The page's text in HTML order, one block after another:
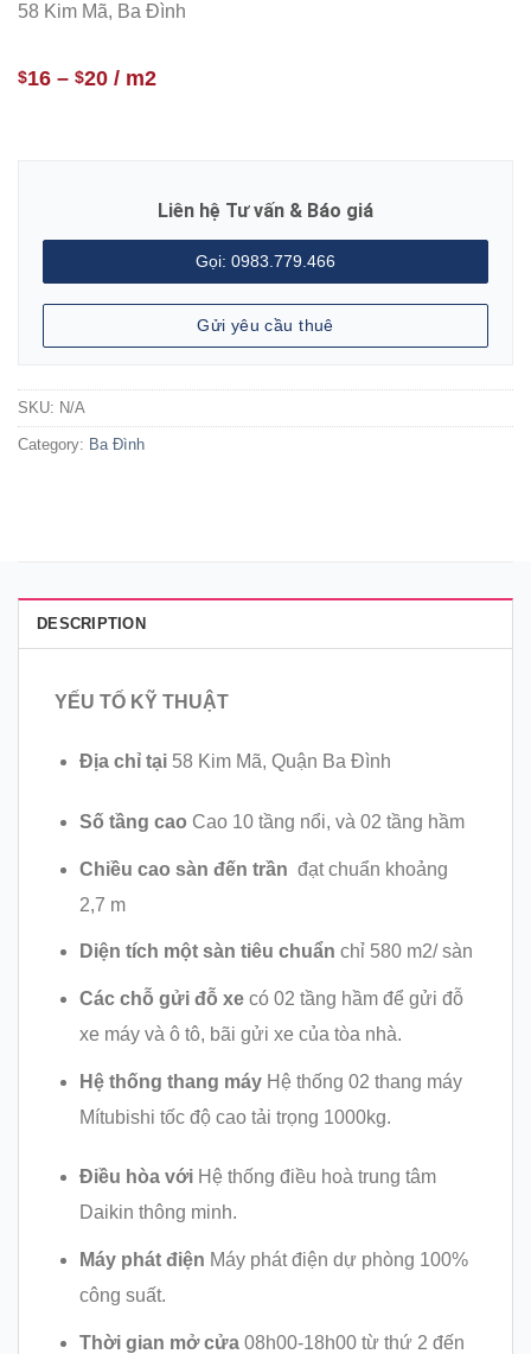
58 Kim Mã, Ba Đình
$16 – $20 / m2
Liên hệ Tư vấn & Báo giá
Gọi: 0983.779.466
Gửi yêu cầu thuê
SKU: N/A
Category: Ba Đình
DESCRIPTION
YẾU TỐ KỸ THUẬT
Địa chỉ tại 58 Kim Mã, Quận Ba Đình
Số tầng cao Cao 10 tầng nổi, và 02 tầng hầm
Chiều cao sàn đến trần đạt chuẩn khoảng
2,7 m
Diện tích một sàn tiêu chuẩn chỉ 580 m2/ sàn
Các chỗ gửi đỗ xe có 02 tầng hầm để gửi đỗ
xe máy và ô tô, bãi gửi xe của tòa nhà.
Hệ thống thang máy Hệ thống 02 thang máy
Mítubishi tốc độ cao tải trọng 1000kg.
Điều hòa với Hệ thống điều hoà trung tâm
Daikin thông minh.
Máy phát điện Máy phát điện dự phòng 100%
công suất.
Thời gian mở cửa 08h00-18h00 từ thứ 2 đến